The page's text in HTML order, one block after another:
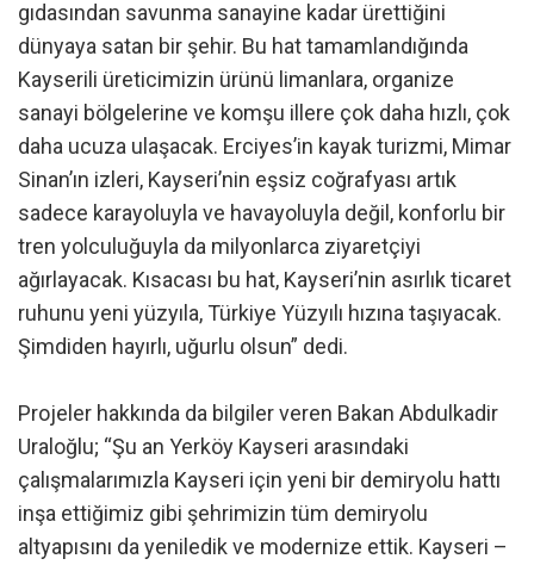
gıdasından savunma sanayine kadar ürettiğini
dünyaya satan bir şehir. Bu hat tamamlandığında
Kayserili üreticimizin ürünü limanlara, organize
sanayi bölgelerine ve komşu illere çok daha hızlı, çok
daha ucuza ulaşacak. Erciyes’in kayak turizmi, Mimar
Sinan’ın izleri, Kayseri’nin eşsiz coğrafyası artık
sadece karayoluyla ve havayoluyla değil, konforlu bir
tren yolculuğuyla da milyonlarca ziyaretçiyi
ağırlayacak. Kısacası bu hat, Kayseri’nin asırlık ticaret
ruhunu yeni yüzyıla, Türkiye Yüzyılı hızına taşıyacak.
Şimdiden hayırlı, uğurlu olsun” dedi.
Projeler hakkında da bilgiler veren Bakan Abdulkadir
Uraloğlu; “Şu an Yerköy Kayseri arasındaki
çalışmalarımızla Kayseri için yeni bir demiryolu hattı
inşa ettiğimiz gibi şehrimizin tüm demiryolu
altyapısını da yeniledik ve modernize ettik. Kayseri –